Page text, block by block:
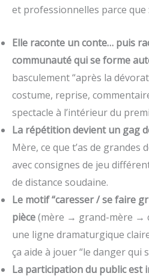
et professionnelles parce que :
Elle raconte un conte… puis
communauté qui se forme
basculement “après la
costume, reprise,
spectacle à l’intérieur du
La répétition devient un gag
Mère, ce que t’as de grandes
avec consignes de jeu
de distance soudaine.
Le motif “caresser / se faire
pièce(mère → grand-mère →
une ligne dramaturgique
ça aide à jouer “le danger qui
La participation du public est